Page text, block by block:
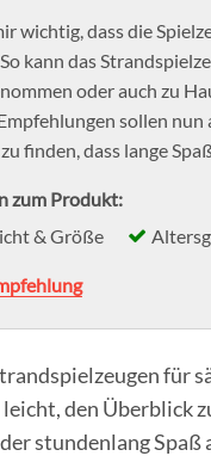
wichtig, dass die
kann das
oder auch zu
sollen nun
finden, dass lange
zum Produkt:
& Größe
für
den Überblick
stundenlang Spaß